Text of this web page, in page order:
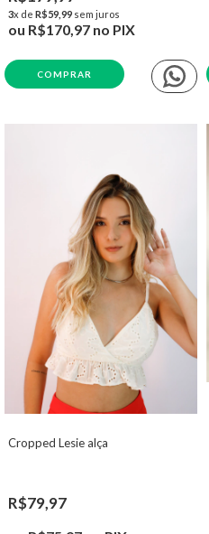
3x de R$59,99 sem juros
ou R$170,97 no PIX
COMPRAR
Cropped Lesie alça
R$79,97